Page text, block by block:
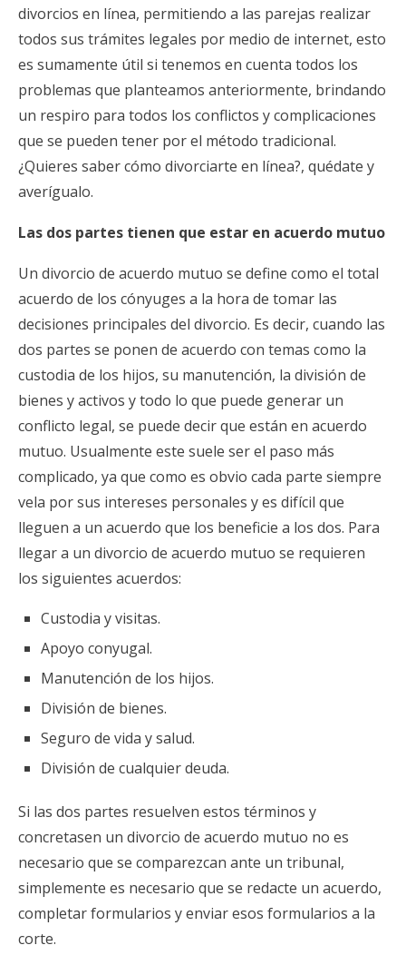
divorcios en línea, permitiendo a las parejas realizar
todos sus trámites legales por medio de internet, esto
es sumamente útil si tenemos en cuenta todos los
problemas que planteamos anteriormente, brindando
un respiro para todos los conflictos y complicaciones
que se pueden tener por el método tradicional.
¿Quieres saber cómo divorciarte en línea?, quédate y
averígualo.
Las dos partes tienen que estar en acuerdo mutuo
Un divorcio de acuerdo mutuo se define como el total
acuerdo de los cónyuges a la hora de tomar las
decisiones principales del divorcio. Es decir, cuando las
dos partes se ponen de acuerdo con temas como la
custodia de los hijos, su manutención, la división de
bienes y activos y todo lo que puede generar un
conflicto legal, se puede decir que están en acuerdo
mutuo. Usualmente este suele ser el paso más
complicado, ya que como es obvio cada parte siempre
vela por sus intereses personales y es difícil que
lleguen a un acuerdo que los beneficie a los dos. Para
llegar a un divorcio de acuerdo mutuo se requieren
los siguientes acuerdos:
Custodia y visitas.
Apoyo conyugal.
Manutención de los hijos.
División de bienes.
Seguro de vida y salud.
División de cualquier deuda.
Si las dos partes resuelven estos términos y
concretasen un divorcio de acuerdo mutuo no es
necesario que se comparezcan ante un tribunal,
simplemente es necesario que se redacte un acuerdo,
completar formularios y enviar esos formularios a la
corte.